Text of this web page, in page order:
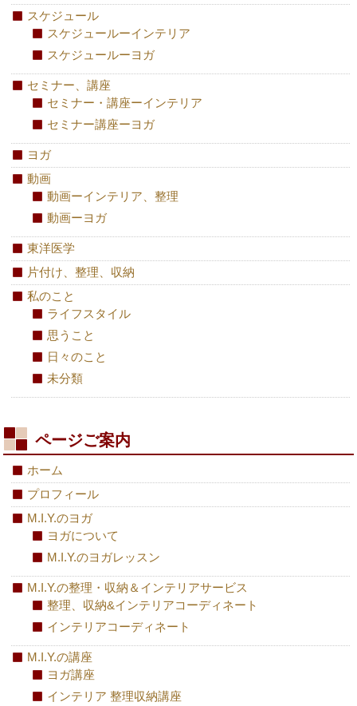
スケジュール
スケジュールーインテリア
スケジュールーヨガ
セミナー、講座
セミナー・講座ーインテリア
セミナー講座ーヨガ
ヨガ
動画
動画ーインテリア、整理
動画ーヨガ
東洋医学
片付け、整理、収納
私のこと
ライフスタイル
思うこと
日々のこと
未分類
ページご案内
ホーム
プロフィール
M.I.Y.のヨガ
ヨガについて
M.I.Y.のヨガレッスン
M.I.Y.の整理・収納＆インテリアサービス
整理、収納&インテリアコーディネート
インテリアコーディネート
M.I.Y.の講座
ヨガ講座
インテリア 整理収納講座